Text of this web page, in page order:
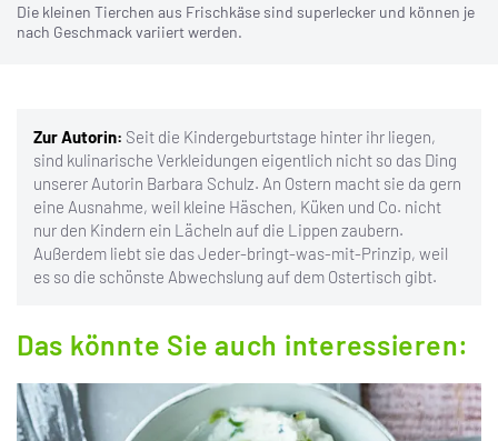
Die kleinen Tierchen aus Frischkäse sind superlecker und können je
nach Geschmack variiert werden.
Zur Autorin: Seit die Kindergeburtstage hinter ihr liegen,
sind kulinarische Verkleidungen eigentlich nicht so das Ding
unserer Autorin Barbara Schulz. An Ostern macht sie da gern
eine Ausnahme, weil kleine Häschen, Küken und Co. nicht
nur den Kindern ein Lächeln auf die Lippen zaubern.
Außerdem liebt sie das Jeder-bringt-was-mit-Prinzip, weil
es so die schönste Abwechslung auf dem Ostertisch gibt.
Das könnte Sie auch interessieren: